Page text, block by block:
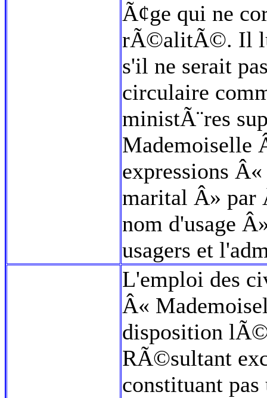
Ã¢ge qui ne
rÃ©alitÃ©. Il
s'il ne serait
circulaire
ministÃ¨res
Mademoiselle
expressions
marital Â» par
nom d'usage
usagers et
L'emploi des
Â«
disposition
RÃ©sultant
constituant